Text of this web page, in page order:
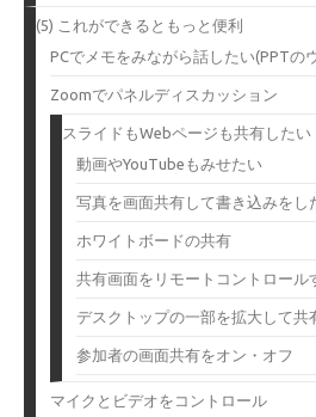
(5) これができるともっと便利
PCでメモをみながら話したい(PPTの
Zoomでパネルディスカッション
スライドもWebページも共有したい
動画やYouTubeもみせたい
写真を画面共有して書き込みをし
ホワイトボードの共有
共有画面をリモートコントロール
デスクトップの一部を拡大して共
参加者の画面共有をオン・オフ
マイクとビデオをコントロール